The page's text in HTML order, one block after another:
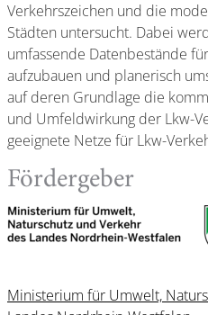
Verkehrszeichen und die
Städten untersucht. Dabei
umfassende Datenbestände
aufzubauen und planerisch
auf deren Grundlage die
und Umfeldwirkung der Lkw-
geeignete Netze für Lkw-
Fördergeber
Ministerium für Umwelt,